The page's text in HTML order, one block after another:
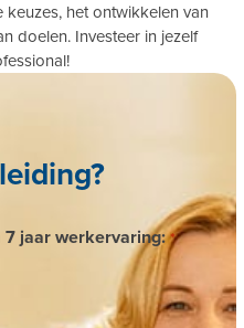
het ontwikkelen van
doelen. Investeer in jezelf
jaar werkervaring: *